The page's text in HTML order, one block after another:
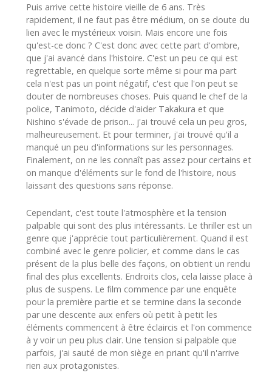
Puis arrive cette histoire vieille de 6 ans. Très
rapidement, il ne faut pas être médium, on se doute du
lien avec le mystérieux voisin. Mais encore une fois
qu'est-ce donc ? C'est donc avec cette part d'ombre,
que j'ai avancé dans l'histoire. C'est un peu ce qui est
regrettable, en quelque sorte même si pour ma part
cela n'est pas un point négatif, c'est que l'on peut se
douter de nombreuses choses. Puis quand le chef de la
police, Tanimoto, décide d'aider Takakura et que
Nishino s'évade de prison... j'ai trouvé cela un peu gros,
malheureusement. Et pour terminer, j'ai trouvé qu'il a
manqué un peu d'informations sur les personnages.
Finalement, on ne les connaît pas assez pour certains et
on manque d'éléments sur le fond de l'histoire, nous
laissant des questions sans réponse.
Cependant, c'est toute l'atmosphère et la tension
palpable qui sont des plus intéressants. Le thriller est un
genre que j'apprécie tout particulièrement. Quand il est
combiné avec le genre policier, et comme dans le cas
présent de la plus belle des façons, on obtient un rendu
final des plus excellents. Endroits clos, cela laisse place à
plus de suspens. Le film commence par une enquête
pour la première partie et se termine dans la seconde
par une descente aux enfers où petit à petit les
éléments commencent à être éclaircis et l'on commence
à y voir un peu plus clair. Une tension si palpable que
parfois, j'ai sauté de mon siège en priant qu'il n'arrive
rien aux protagonistes.